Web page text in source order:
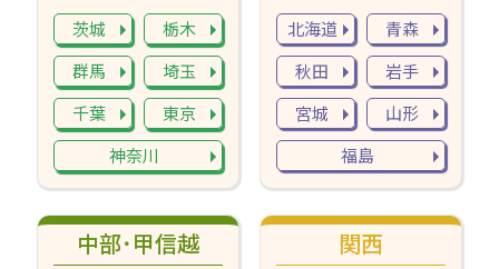
中部･甲信越 関西
茨城
栃木
群馬
埼玉
千葉
東京
神奈川
北海道
青森
秋田
岩手
宮城
山形
福島